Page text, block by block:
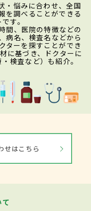
・悩みに合わせ、全国
を調べることができる
す。
間、医院の特徴などの
病名、検査名などから
ターを探すことができ
に基づき、ドクターに
検査など）も紹介。
せはこちら